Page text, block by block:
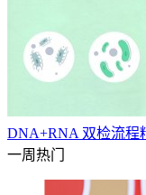
DNA+RNA 双检流程
一周热门